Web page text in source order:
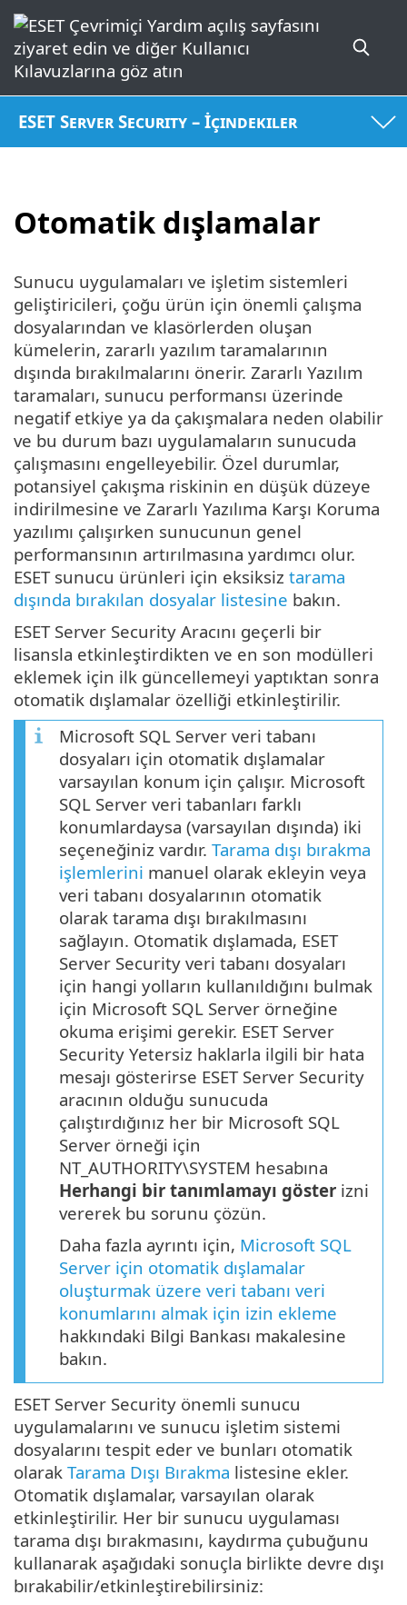
ESET Server Security – İçindekiler
Otomatik dışlamalar
Sunucu uygulamaları ve işletim sistemleri
geliştiricileri, çoğu ürün için önemli çalışma
dosyalarından ve klasörlerden oluşan
kümelerin, zararlı yazılım taramalarının
dışında bırakılmalarını önerir. Zararlı Yazılım
taramaları, sunucu performansı üzerinde
negatif etkiye ya da çakışmalara neden olabilir
ve bu durum bazı uygulamaların sunucuda
çalışmasını engelleyebilir. Özel durumlar,
potansiyel çakışma riskinin en düşük düzeye
indirilmesine ve Zararlı Yazılıma Karşı Koruma
yazılımı çalışırken sunucunun genel
performansının artırılmasına yardımcı olur.
ESET sunucu ürünleri için eksiksiz tarama
dışında bırakılan dosyalar listesine bakın.
ESET Server Security Aracını geçerli bir
lisansla etkinleştirdikten ve en son modülleri
eklemek için ilk güncellemeyi yaptıktan sonra
otomatik dışlamalar özelliği etkinleştirilir.
Microsoft SQL Server veri tabanı
dosyaları için otomatik dışlamalar
varsayılan konum için çalışır. Microsoft
SQL Server veri tabanları farklı
konumlardaysa (varsayılan dışında) iki
seçeneğiniz vardır. Tarama dışı bırakma
işlemlerini manuel olarak ekleyin veya
veri tabanı dosyalarının otomatik
olarak tarama dışı bırakılmasını
sağlayın. Otomatik dışlamada, ESET
Server Security veri tabanı dosyaları
için hangi yolların kullanıldığını bulmak
için Microsoft SQL Server örneğine
okuma erişimi gerekir. ESET Server
Security Yetersiz haklarla ilgili bir hata
mesajı gösterirse ESET Server Security
aracının olduğu sunucuda
çalıştırdığınız her bir Microsoft SQL
Server örneği için
NT_AUTHORITY\SYSTEM hesabına
Herhangi bir tanımlamayı göster izni
vererek bu sorunu çözün.
Daha fazla ayrıntı için, Microsoft SQL
Server için otomatik dışlamalar
oluşturmak üzere veri tabanı veri
konumlarını almak için izin ekleme
hakkındaki Bilgi Bankası makalesine
bakın.
ESET Server Security önemli sunucu
uygulamalarını ve sunucu işletim sistemi
dosyalarını tespit eder ve bunları otomatik
olarak Tarama Dışı Bırakma listesine ekler.
Otomatik dışlamalar, varsayılan olarak
etkinleştirilir. Her bir sunucu uygulaması
tarama dışı bırakmasını, kaydırma çubuğunu
kullanarak aşağıdaki sonuçla birlikte devre dışı
bırakabilir/etkinleştirebilirsiniz: